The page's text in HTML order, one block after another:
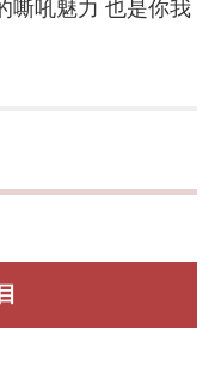
嘶吼魅力 也是你我